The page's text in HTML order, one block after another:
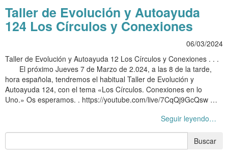
Taller de Evolución y Autoayuda
124 Los Círculos y Conexiones
06/03/2024
Taller de Evolución y Autoayuda 12 Los Círculos y Conexiones . . .
El próximo Jueves 7 de Marzo de 2.024, a las 8 de la tarde,
hora española, tendremos el habitual Taller de Evolución y
Autoayuda 124, con el tema «Los Círculos. Conexiones en lo
Uno.» Os esperamos. . https://youtube.com/live/7CqQj9GcQsw …
Seguir leyendo…